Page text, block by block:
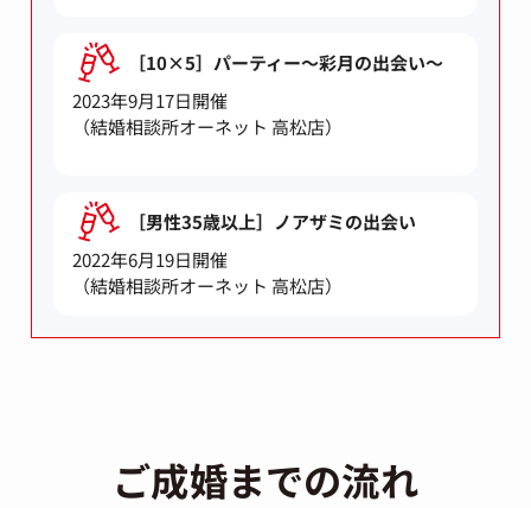
［10×5］パーティー～彩月の出会い～
2023年9月17日開催
（結婚相談所オーネット 高松店）
［男性35歳以上］ノアザミの出会い
2022年6月19日開催
（結婚相談所オーネット 高松店）
ご成婚までの流れ